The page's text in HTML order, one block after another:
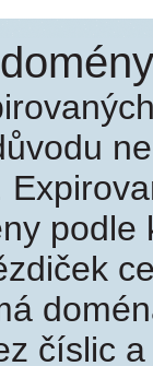
podle
číslic